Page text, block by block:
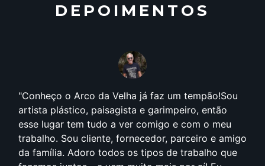
DEPOIMENTOS
Conheço o Arco da Velha já faz um tempão!Sou
artista plástico, paisagista e garimpeiro, então
esse lugar tem tudo a ver comigo e com o meu
trabalho. Sou cliente, fornecedor, parceiro e amigo
da família. Adoro todos os tipos de trabalho que